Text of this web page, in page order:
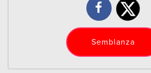
Semblanza